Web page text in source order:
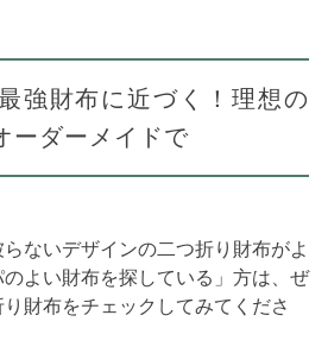
強財布に近づく！理想の
ーダーメイドで
らないデザインの二つ折り財布がよ
よい財布を探している」方は、ぜ
財布をチェックしてみてくださ